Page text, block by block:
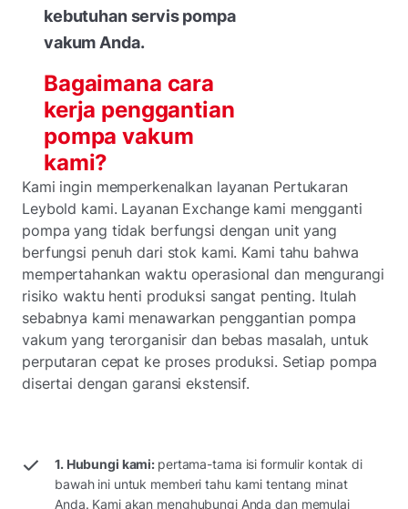
kebutuhan servis pompa
vakum Anda.
Bagaimana cara
kerja penggantian
pompa vakum
kami?
Kami ingin memperkenalkan layanan Pertukaran
Leybold kami. Layanan Exchange kami mengganti
pompa yang tidak berfungsi dengan unit yang
berfungsi penuh dari stok kami. Kami tahu bahwa
mempertahankan waktu operasional dan mengurangi
risiko waktu henti produksi sangat penting. Itulah
sebabnya kami menawarkan penggantian pompa
vakum yang terorganisir dan bebas masalah, untuk
perputaran cepat ke proses produksi. Setiap pompa
disertai dengan garansi ekstensif.
1. Hubungi kami: pertama-tama isi formulir kontak di
bawah ini untuk memberi tahu kami tentang minat
Anda. Kami akan menghubungi Anda dan memulai